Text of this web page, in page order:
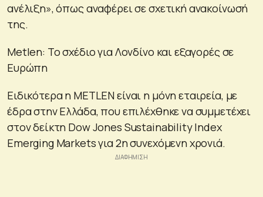
ανέλιξη», όπως αναφέρει σε σχετική ανακοίνωσή
της.
Metlen: Το σχέδιο για Λονδίνο και εξαγορές σε
Ευρώπη
Ειδικότερα η METLEN είναι η μόνη εταιρεία, με
έδρα στην Ελλάδα, που επιλέχθηκε να συμμετέχει
στον δείκτη Dow Jones Sustainability Index
Emerging Markets για 2η συνεχόμενη χρονιά.